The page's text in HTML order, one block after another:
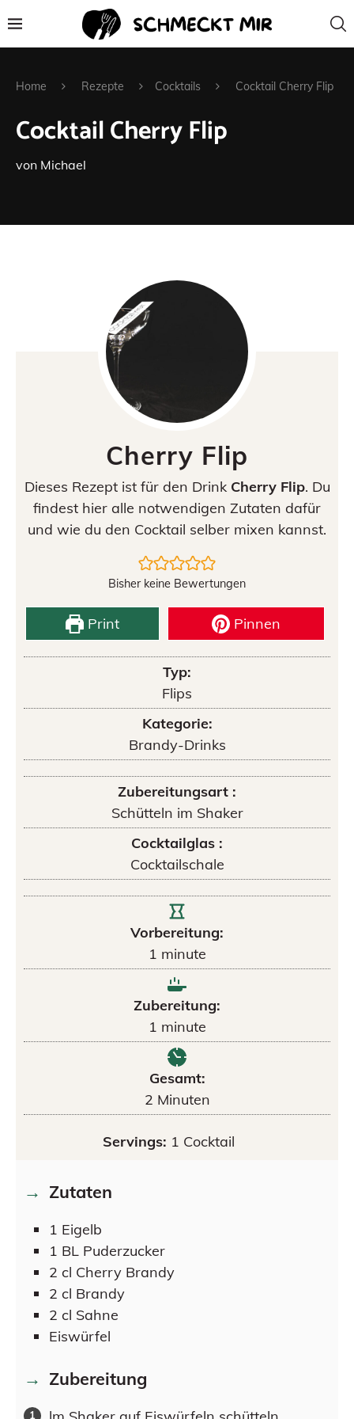
Home Rezepte Cocktails Cocktail Cherry Flip
Cocktail Cherry Flip
von Michael
Cherry Flip
Dieses Rezept ist für den Drink Cherry Flip. Du
findest hier alle notwendigen Zutaten dafür
und wie du den Cocktail selber mixen kannst.
Bisher keine Bewertungen
Print Pinnen
Typ:
Flips
Kategorie:
Brandy-Drinks
Zubereitungsart :
Schütteln im Shaker
Cocktailglas :
Cocktailschale
Vorbereitung:
1 minute
Zubereitung:
1 minute
Gesamt:
2 Minuten
Servings: 1 Cocktail
Zutaten
1 Eigelb
1 BL Puderzucker
2 cl Cherry Brandy
2 cl Brandy
2 cl Sahne
Eiswürfel
Zubereitung